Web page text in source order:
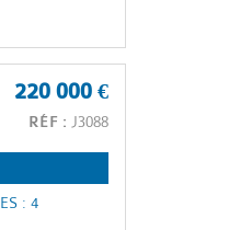
220 000 €
RÉF : J3088
: 4